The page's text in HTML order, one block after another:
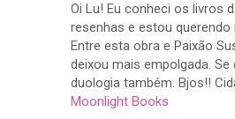
Oi Lu! Eu conheci os livros
resenhas e estou
Entre esta obra e Paixão
deixou mais empolgada.
duologia também. Bjos!!
Moonlight Books